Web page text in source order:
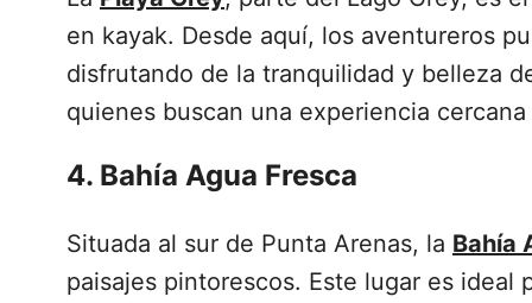
en kayak. Desde aquí, los aventureros
disfrutando de la tranquilidad y belleza
quienes buscan una experiencia
4. Bahía Agua Fresca
Situada al sur de Punta Arenas, la Bahía
paisajes pintorescos. Este lugar es ideal